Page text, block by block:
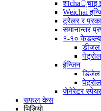
शाcha्चाइ
Weichai
ट्रेलर र
समानान्तर
१-१०
ईन्जिन
डिजेल
पेट्रोल
जेनेरेटर स्पेयर
सफल केस
भिडियो